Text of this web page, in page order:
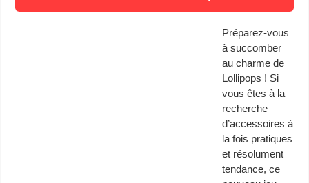
Préparez-vous
à succomber
au charme de
Lollipops ! Si
vous êtes à la
recherche
d’accessoires à
la fois pratiques
et résolument
tendance, ce